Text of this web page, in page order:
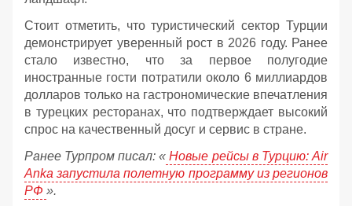
Стоит отметить, что туристический сектор Турции
демонстрирует уверенный рост в 2026 году. Ранее
стало известно, что за первое полугодие
иностранные гости потратили около 6 миллиардов
долларов только на гастрономические впечатления
в турецких ресторанах, что подтверждает высокий
спрос на качественный досуг и сервис в стране.
Ранее Турпром писал: « Новые рейсы в Турцию: Air
Anka запустила полетную программу из регионов
РФ ».